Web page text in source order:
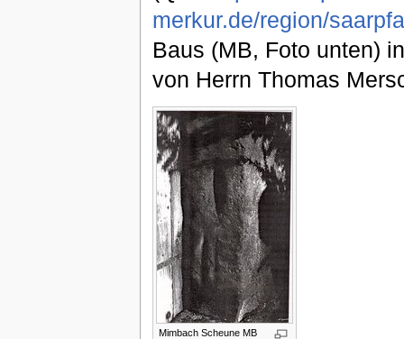
merkur.de/region/
Baus (MB, Foto unten)
von Herrn Thomas
Mimbach Scheune MB